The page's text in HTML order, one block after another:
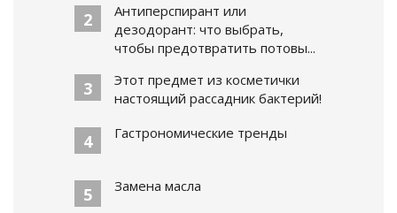
2
Антиперспирант или
дезодорант: что выбрать,
чтобы предотвратить потовы...
3
Этот предмет из косметички
настоящий рассадник бактерий!
4 Гастрономические тренды
5 Замена масла